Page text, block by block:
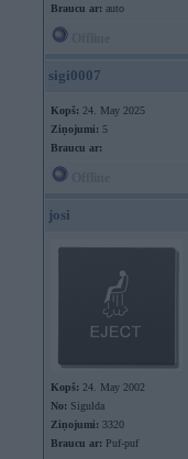
Braucu ar: auto
sigi0007
Kopš: 24. May 2025
Ziņojumi: 5
Braucu ar:
josi
Kopš: 24. May 2002
No: Sigulda
Ziņojumi: 3320
Braucu ar: Puf-puf